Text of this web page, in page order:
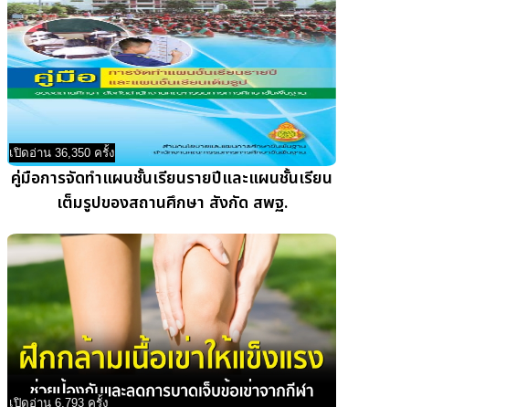
เปิดอ่าน 36,350 ครั้ง
คู่มือการจัดทำแผนชั้นเรียนรายปีและแผนชั้นเรียน
เต็มรูปของสถานศึกษา สังกัด สพฐ.
เปิดอ่าน 6,793 ครั้ง